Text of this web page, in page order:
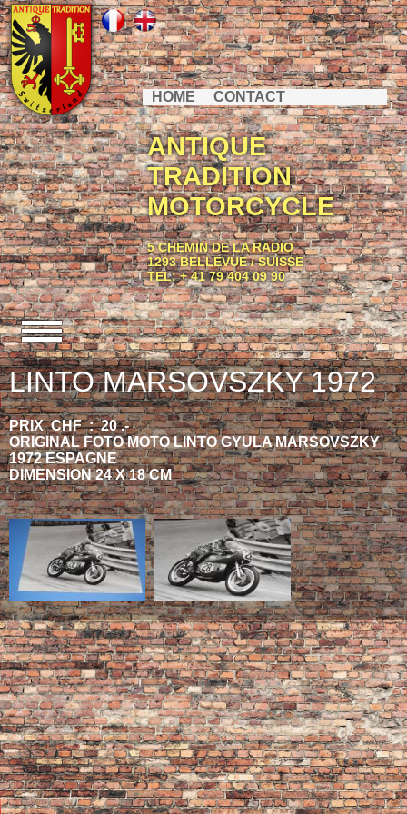
HOME CONTACT
ANTIQUE
TRADITION
MOTORCYCLE
5 CHEMIN DE LA RADIO
1293 BELLEVUE / SUISSE
TEL: + 41 79 404 09 90
LINTO MARSOVSZKY 1972
PRIX CHF : 20 .-
ORIGINAL FOTO MOTO LINTO GYULA MARSOVSZKY
1972 ESPAGNE
DIMENSION 24 X 18 CM